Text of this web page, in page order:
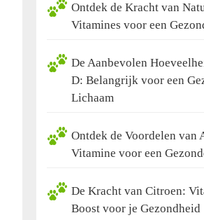
Ontdek de Kracht van
Vitamines voor een
De Aanbevolen
D: Belangrijk voor een
Lichaam
Ontdek de Voordelen van
Vitamine voor een
De Kracht van Citroen:
Boost voor je Gezondheid